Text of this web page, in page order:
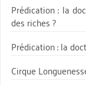
Prédication : la
des riches ?
Prédication : la
Cirque